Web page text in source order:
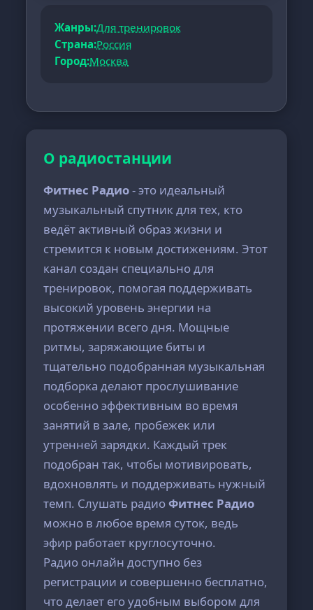
Жанры:Для тренировок
Страна:Россия
Город:Москва
О радиостанции
Фитнес Радио- это идеальный
музыкальный спутник для тех, кто
ведёт активный образ жизни и
стремится к новым достижениям. Этот
канал создан специально для
тренировок, помогая поддерживать
высокий уровень энергии на
протяжении всего дня. Мощные
ритмы, заряжающие биты и
тщательно подобранная музыкальная
подборка делают прослушивание
особенно эффективным во время
занятий в зале, пробежек или
утренней зарядки. Каждый трек
подобран так, чтобы мотивировать,
вдохновлять и поддерживать нужный
темп. Слушать радиоФитнес Радио
можно в любое время суток, ведь
эфир работает круглосуточно.
Радио онлайн доступно без
регистрации и совершенно бесплатно,
что делает его удобным выбором для